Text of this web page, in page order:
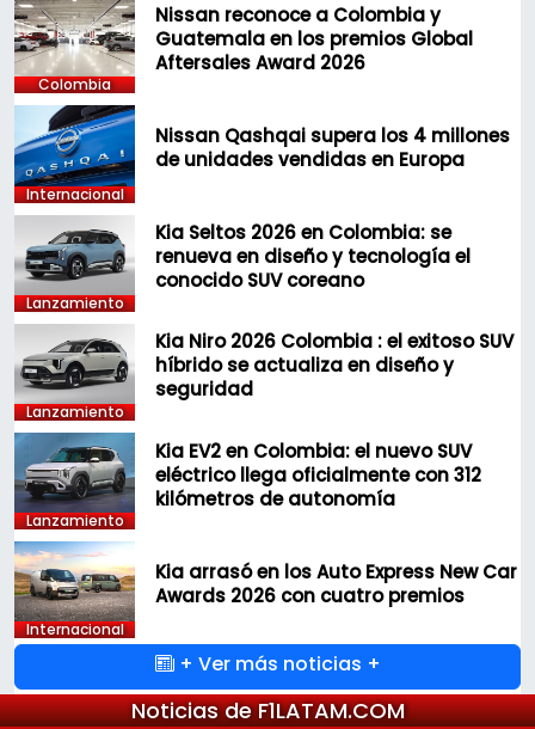
Colombia
Nissan reconoce a Colombia y
Guatemala en los premios Global
Aftersales Award 2026
Internacional
Nissan Qashqai supera los 4 millones
de unidades vendidas en Europa
Lanzamiento
Kia Seltos 2026 en Colombia: se
renueva en diseño y tecnología el
conocido SUV coreano
Lanzamiento
Kia Niro 2026 Colombia : el exitoso SUV
híbrido se actualiza en diseño y
seguridad
Lanzamiento
Kia EV2 en Colombia: el nuevo SUV
eléctrico llega oficialmente con 312
kilómetros de autonomía
Internacional
Kia arrasó en los Auto Express New Car
Awards 2026 con cuatro premios
+ Ver más noticias +
Noticias de F1LATAM.COM